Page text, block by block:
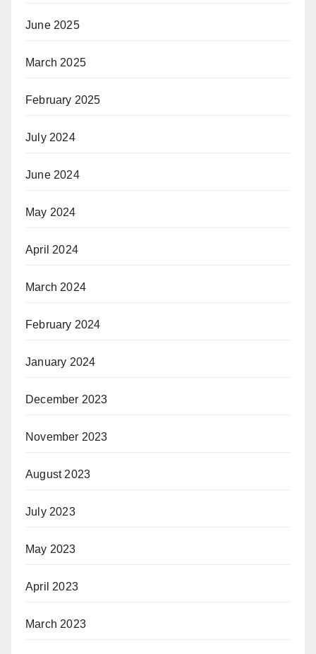
June 2025
March 2025
February 2025
July 2024
June 2024
May 2024
April 2024
March 2024
February 2024
January 2024
December 2023
November 2023
August 2023
July 2023
May 2023
April 2023
March 2023